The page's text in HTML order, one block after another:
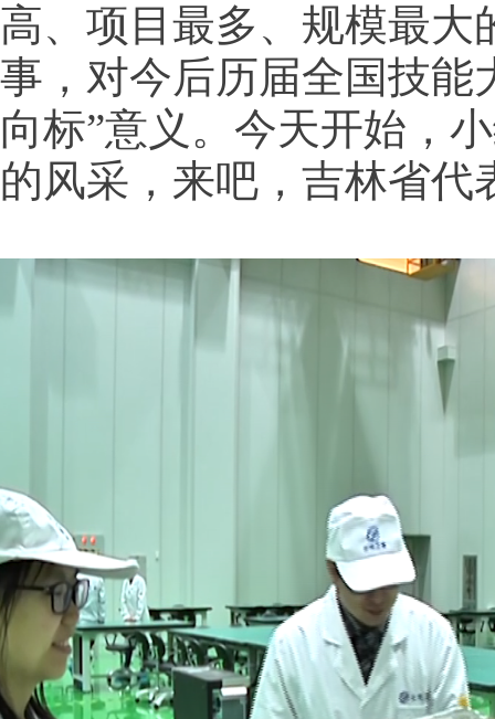
高、项目最多、规模最大
事，对今后历届全国技能
向标”意义。今天开始，
的风采，来吧，吉林省代